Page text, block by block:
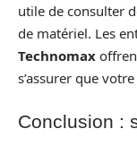
utile de consulter
de matériel. Les
Technomax
s’assurer que
Conclusion :